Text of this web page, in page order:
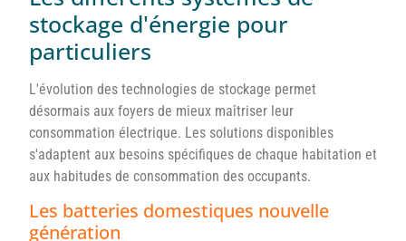
stockage d'énergie pour
particuliers
L'évolution des technologies de stockage permet
désormais aux foyers de mieux maîtriser leur
consommation électrique. Les solutions disponibles
s'adaptent aux besoins spécifiques de chaque habitation et
aux habitudes de consommation des occupants.
Les batteries domestiques nouvelle
génération